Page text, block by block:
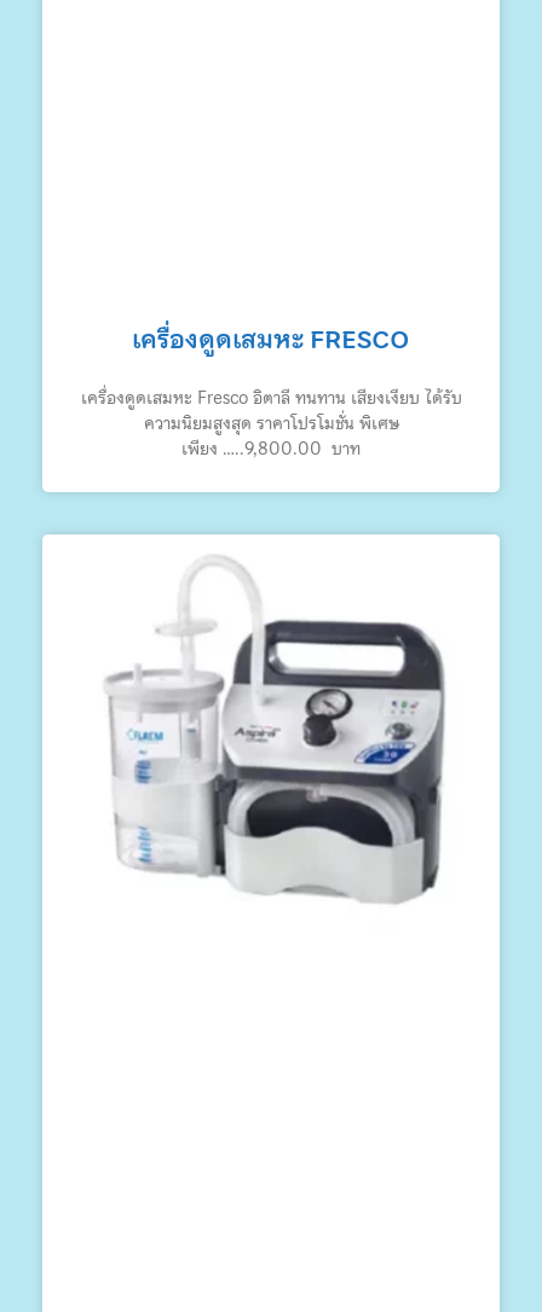
เครื่องดูดเสมหะ FRESCO
เครื่องดูดเสมหะ Fresco อิตาลี ทนทาน เสียงเงียบ ได้รับ
ความนิยมสูงสุด ราคาโปรโมชั่น พิเศษ
เพียง …..9,800.00 บาท